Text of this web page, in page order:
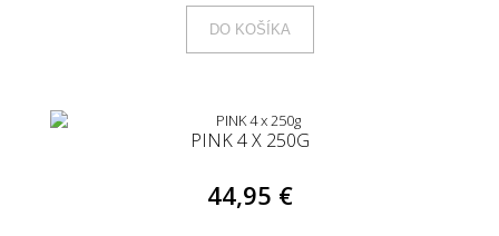
DO KOŠÍKA
PINK 4 X 250G
44,95 €